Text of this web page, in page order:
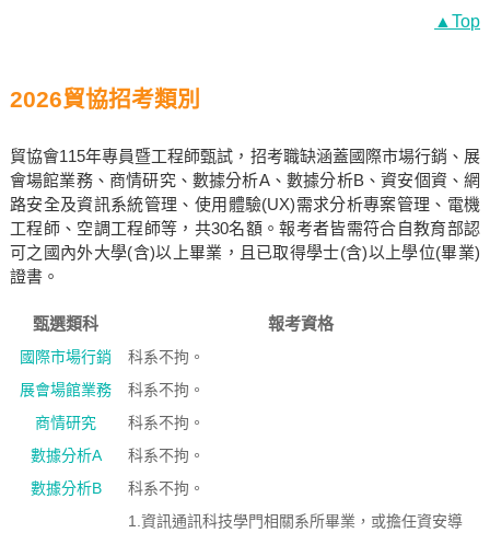
▲Top
2026貿協招考類別
貿協會115年專員暨工程師甄試，招考職缺涵蓋國際市場行銷、展
會場館業務、商情研究、數據分析A、數據分析B、資安個資、網
路安全及資訊系統管理、使用體驗(UX)需求分析專案管理、電機
工程師、空調工程師等，共30名額。報考者皆需符合自教育部認
可之國內外大學(含)以上畢業，且已取得學士(含)以上學位(畢業)
證書。
甄選類科 報考資格
國際市場行銷
科系不拘。
展會場館業務
科系不拘。
商情研究
科系不拘。
數據分析A
科系不拘。
數據分析B
科系不拘。
1.資訊通訊科技學門相關系所畢業，或擔任資安導